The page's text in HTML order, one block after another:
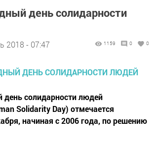
день солидарности
2018 - 07:47 1159 0 0
солидарности людей
Solidarity Day) отмечается
начиная с 2006 года, по решению